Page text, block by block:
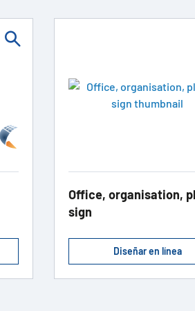
Office, organisation,
sign
Diseñar en línea